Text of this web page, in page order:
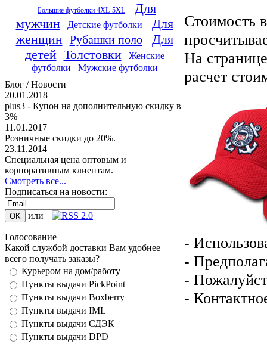
Большие футболки 4XL-5XL
Для
мужчин
Детские футболки
Для
женщин Рубашки поло
Для
детей Толстовки
Женские
футболки
Мужские футболки
Блог / Новости
20.01.2018
plus3 - Купон на дополнительную скидку в
3%
11.01.2017
Розничные скидки до 20%.
23.11.2014
Специальная цена оптовым и
корпоративным клиентам.
Смотреть все...
Подписаться на новости:
или
Голосование
Какой службой доставки Вам удобнее
всего получать заказы?
Курьером на дом/работу
Пункты выдачи PickPoint
Пункты выдачи Boxberry
Пункты выдачи IML
Пункты выдачи СДЭК
Пункты выдачи DPD
Стоимость
На
расчет
-
-
-
-